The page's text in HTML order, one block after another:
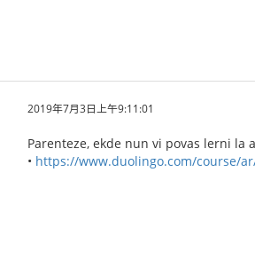
2019年7月3日上午9:11:01
Parenteze, ekde nun vi povas lerni la
• https://www.duolingo.com/course/